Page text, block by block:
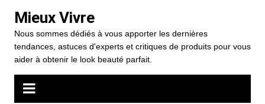
contenu
Mieux Vivre
Nous sommes dédiés à vous apporter les dernières
tendances, astuces d'experts et critiques de produits pour vous
aider à obtenir le look beauté parfait.